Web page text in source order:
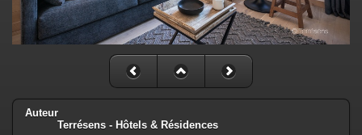
Auteur
Terrésens - Hôtels & Résidences